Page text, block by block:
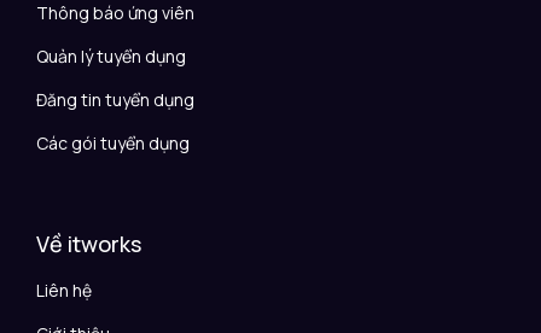
Thông báo ứng viên
Quản lý tuyển dụng
Đăng tin tuyển dụng
Các gói tuyển dụng
Về itworks
Liên hệ